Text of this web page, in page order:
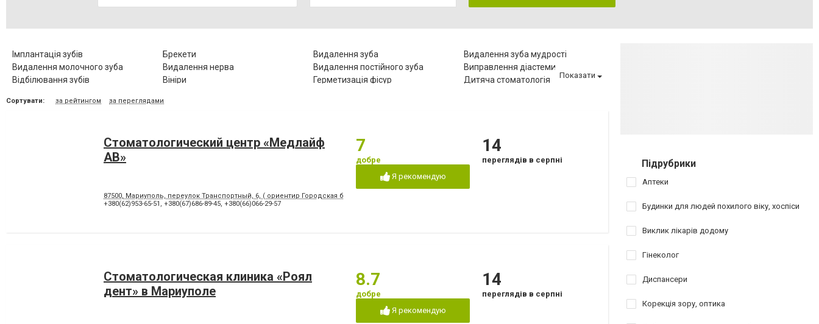
Імплантація зубів Брекети Видалення зуба
Видалення зуба мудрості
Видалення молочного зуба
Видалення нерва Видалення постійного зуба
Виправлення діастеми
Відбілювання зубів
Вініри Герметизація фісур
Дитяча стоматологія
Зубні протези
Клиновидний дефект зубів
Лікування гіпоплазії емалі зубів
Лікування захворювання
Лікування зубів Лікування зубів при вагітності
Лікування лазером
Лікування періоститу
Лікування пульпіту
Лікування під наркозом
Лікування стоматиту Лікування ясен
Художня реставрація зубів
Хірургічне лікування зубів Чистка зубів Шинування зубів
Показати
Сортувати: за рейтингом за переглядами
Стоматологический центр «Медлайф
АВ»
87500, Мариуполь, переулок Транспортный, 6, ( ориентир Городская больница №2, конечная остановка троллейбусов "8" и "15", маршрутных такси 154,154А,112,145,110)
+380(62)953-65-51 , +380(67)686-89-45, +380(66)066-29-57
7
добре
Я рекомендую
14
переглядів в серпні
Стоматологическая клиника «Роял
дент» в Мариуполе
8.7
добре
Я рекомендую
14
переглядів в серпні
Підрубрики
Аптеки
Будинки для людей похилого віку, хоспіси
Виклик лікарів додому
Гінеколог
Диспансери
Корекція зору, оптика